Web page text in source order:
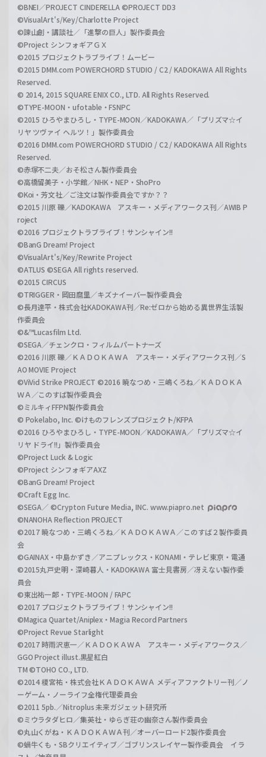
©BNEI／PROJECT CINDERELLA ©PROJECT DD3
©VisualArt's/Key/Charlotte Project
©諫山創・講談社／「進撃の巨人」製作委員会
©Project シンフォギアＧＸ
©2015 プロジェクトラブライブ！ムービー
©2015 DMM.com POWERCHORD STUDIO / C2 / KADOKAWA All Rights
Reserved.
© 2014, 2015 SQUARE ENIX CO., LTD. All Rights Reserved.
©TYPE-MOON・ufotable・FSNPC
©2015 ひろやまひろし・TYPE-MOON／KADOKAWA／「プリズマ☆イ
リヤ ツヴァイ ヘルツ！」製作委員会
©2016 DMM.com POWERCHORD STUDIO / C2 / KADOKAWA All Rights
Reserved.
©赤塚不二夫／おそ松さん製作委員会
©高橋留美子・小学館／NHK・NEP・ShoPro
©Koi・芳文社／ご注文は製作委員会ですか？？
©2015 川原 礫／KADOKAWA アスキー・メディアワークス刊／AWIB P
roject
©2016 プロジェクトラブライブ！サンシャイン!!
©BanG Dream! Project
©VisualArt's/Key/Rewrite Project
©ATLUS ©SEGA All rights reserved.
©2015 CIRCUS
©TRIGGER・岡田麿里／キズナイーバー製作委員会
©長月達平・株式会社KADOKAWA刊／Re:ゼロから始める異世界生活製
作委員会
©&™Lucasfilm Ltd.
©SEGA／チェンクロ・フィルムパートナーズ
©2016 川原 礫／ＫＡＤＯＫＡＷＡ アスキー・メディアワークス刊／S
AO MOVIE Project
©ViVid Strike PROJECT ©2016 暁なつめ・三嶋くろね／ＫＡＤＯＫＡ
ＷＡ／このすば製作委員会
©ミルキィFFPN製作委員会
© Pokelabo, Inc. ©けものフレンズプロジェクト/KFPA
©2016 ひろやまひろし・TYPE-MOON／KADOKAWA／「プリズマ☆イ
リヤ ドライ!!」製作委員会
©Project Luck & Logic
©Project シンフォギアAXZ
©BanG Dream! Project
©Craft Egg Inc.
©SEGA／ ©Crypton Future Media, INC. www.piapro.net
©NANOHA Reflection PROJECT
©2017 暁なつめ・三嶋くろね／ＫＡＤＯＫＡＷＡ／このすば２製作委員
会
©GAINAX・中島かずき／アニプレックス・KONAMI・テレビ東京・電通
©2015丸戸史明・深崎暮人・KADOKAWA 富士見書房／冴えない製作委
員会
©東出祐一郎・TYPE-MOON / FAPC
©2017 プロジェクトラブライブ！サンシャイン!!
©Magica Quartet/Aniplex・Magia Record Partners
©Project Revue Starlight
©2017 時雨沢恵一／ＫＡＤＯＫＡＷＡ アスキー・メディアワークス／
GGO Project illust.黒星紅白
TM ©TOHO CO., LTD.
©2014 榎宮祐・株式会社ＫＡＤＯＫＡＷＡ メディアファクトリー刊／ノ
ーゲーム・ノーライフ全権代理委員会
©2011 5pb.／Nitroplus 未来ガジェット研究所
©ミウラタダヒロ／集英社・ゆらぎ荘の幽奈さん製作委員会
©丸山くがね・ＫＡＤＯＫＡＷＡ刊／オーバーロード2製作委員会
©蝸牛くも・SBクリエイティブ／ゴブリンスレイヤー製作委員会 イラ